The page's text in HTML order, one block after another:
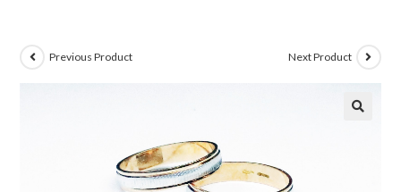
Previous Product Next Product